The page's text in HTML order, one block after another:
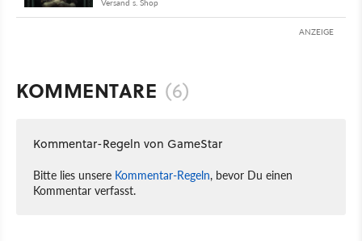
ANZEIGE
KOMMENTARE (6)
Kommentar-Regeln von GameStar
Bitte lies unsere Kommentar-Regeln, bevor Du einen
Kommentar verfasst.